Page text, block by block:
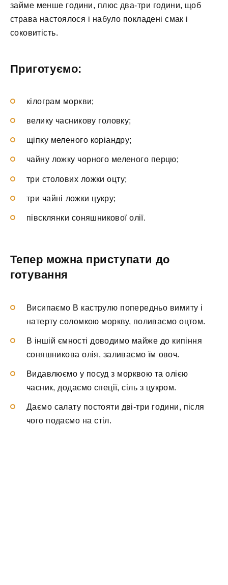
займе менше години, плюс два-три години, щоб
страва настоялося і набуло покладені смак і
соковитість.
Приготуємо:
кілограм моркви;
велику часникову головку;
щіпку меленого коріандру;
чайну ложку чорного меленого перцю;
три столових ложки оцту;
три чайні ложки цукру;
півсклянки соняшникової олії.
Тепер можна приступати до
готування
Висипаємо В каструлю попередньо вимиту і
натерту соломкою моркву, поливаємо оцтом.
В іншій ємності доводимо майже до кипіння
соняшникова олія, заливаємо їм овоч.
Видавлюємо у посуд з морквою та олією
часник, додаємо спеції, сіль з цукром.
Даємо салату постояти дві-три години, після
чого подаємо на стіл.